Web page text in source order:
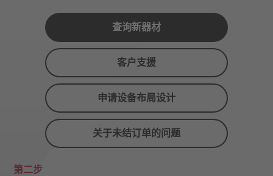
查询新器材
客户支援
申请设备布局设计
关于未结订单的问题
第二步